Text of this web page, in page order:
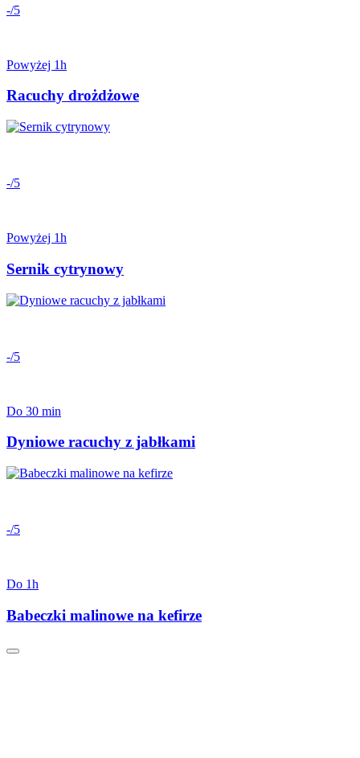
-/5
Powyżej 1h
Racuchy drożdżowe
-/5
Powyżej 1h
Sernik cytrynowy
-/5
Do 30 min
Dyniowe racuchy z jabłkami
-/5
Do 1h
Babeczki malinowe na kefirze